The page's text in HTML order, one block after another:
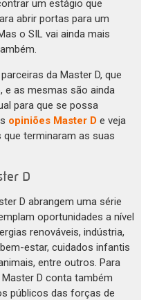
um estágio que
abrir portas para um
o SIL vai ainda mais
da Master D, que
e as mesmas são ainda
para que se possa
opiniões Master D e veja
terminaram as suas
D
D abrangem uma série
oportunidades a nível
renováveis, indústria,
estar, cuidados infantis
entre outros. Para
D conta também
públicos das forças de